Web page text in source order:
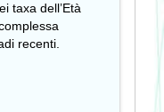
taxa dell’Età
recenti.